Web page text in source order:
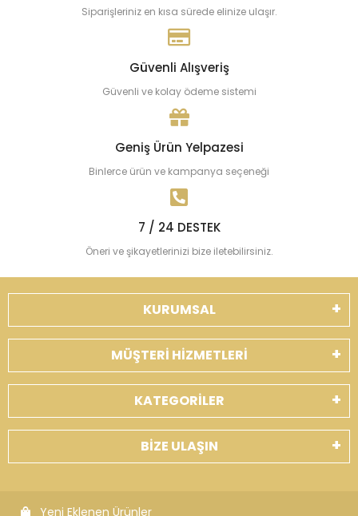
Siparişleriniz en kısa sürede elinize ulaşır.
Güvenli Alışveriş
Güvenli ve kolay ödeme sistemi
Geniş Ürün Yelpazesi
Binlerce ürün ve kampanya seçeneği
7 / 24 DESTEK
Öneri ve şikayetlerinizi bize iletebilirsiniz.
KURUMSAL
MÜŞTERİ HİZMETLERİ
KATEGORİLER
BİZE ULAŞIN
Yeni Eklenen Ürünler